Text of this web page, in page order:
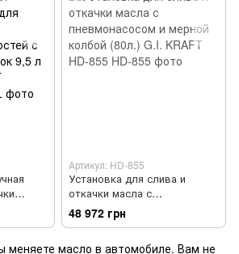
Артикул: HD-855
Установка для слива и
откачки масла с
пневмонасосом и мерной
колбой (80л.) G.I. KRAFT HD-
48 972 грн
меняете масло в автомобиле. Вам не